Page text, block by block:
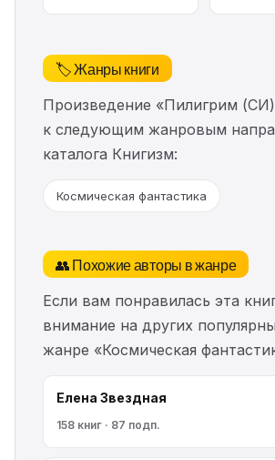
🏷️ Жанры книги
Произведение «Пилигрим
к следующим жанровым
каталога Книгизм:
Космическая фантастика
👥 Похожие авторы в жанре
Если вам понравилась эта
внимание на других
жанре «Космическая
Елена Звездная
158 книг · 87 подп.